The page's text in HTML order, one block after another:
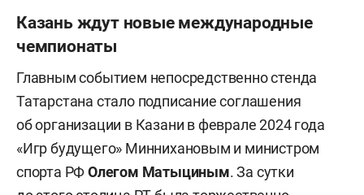
Казань ждут новые международные
чемпионаты
Главным событием непосредственно стенда
Татарстана стало подписание соглашения
об организации в Казани в феврале 2024 года
«Игр будущего» Миннихановым и министром
спорта РФОлегом Матыциным. За сутки